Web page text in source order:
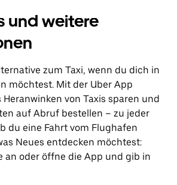
und weitere
zum Taxi, wenn du dich in
möchtest. Mit der Uber App
von Taxis sparen und
auf Abruf bestellen – zu jeder
du eine Fahrt vom Flughafen
Neues entdecken möchtest:
an oder öffne die App und gib in